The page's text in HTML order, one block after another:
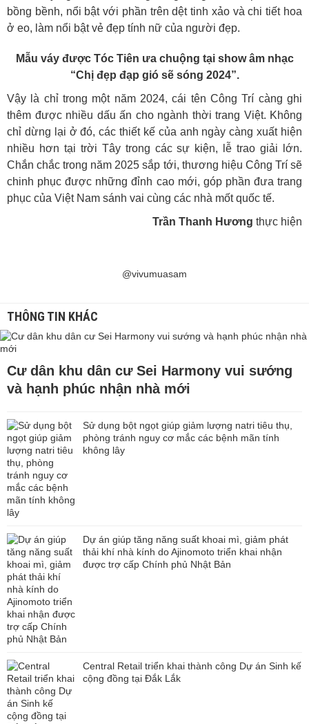
bồng bềnh, nổi bật với phần trên dệt tinh xảo và chi tiết hoa
ở eo, làm nổi bật vẻ đẹp tính nữ của người đẹp.
Mẫu váy được Tóc Tiên ưa chuộng tại show âm nhạc
“Chị đẹp đạp gió sẽ sóng 2024”.
Vậy là chỉ trong một năm 2024, cái tên Công Trí càng ghi
thêm được nhiều dấu ấn cho ngành thời trang Việt. Không
chỉ dừng lại ở đó, các thiết kế của anh ngày càng xuất hiện
nhiều hơn tại trời Tây trong các sự kiện, lễ trao giải lớn.
Chắn chắc trong năm 2025 sắp tới, thương hiệu Công Trí sẽ
chinh phục được những đỉnh cao mới, góp phần đưa trang
phục của Việt Nam sánh vai cùng các nhà mốt quốc tế.
Trần Thanh Hương thực hiện
@vivumuasam
THÔNG TIN KHÁC
Cư dân khu dân cư Sei Harmony vui sướng
và hạnh phúc nhận nhà mới
Sử dụng bột ngọt giúp giảm lượng natri tiêu thụ,
phòng tránh nguy cơ mắc các bệnh mãn tính
không lây
Dự án giúp tăng năng suất khoai mì, giảm phát
thải khí nhà kính do Ajinomoto triển khai nhận
được trợ cấp Chính phủ Nhật Bản
Central Retail triển khai thành công Dự án Sinh kế
cộng đồng tại Đắk Lắk